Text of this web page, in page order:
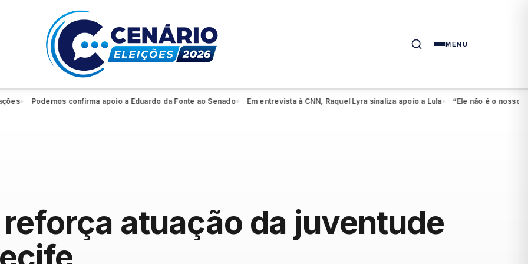
MENU
Podemos confirma apoio a Eduardo da Fonte ao Senado● Em entrevista à CNN, Raquel Lyra sinaliza apoio a Lula ● “Ele não é o nosso
atuação da juventude